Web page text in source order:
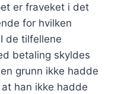
er fraveket i det
for hvilken
de tilfellene
betaling skyldes
grunn ikke hadde
han ikke hadde